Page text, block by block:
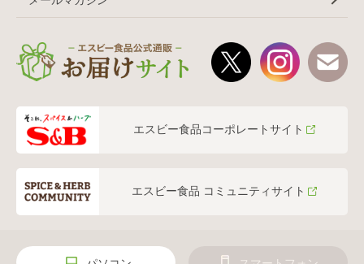
エスビー食品コーポレートサイト
エスビー食品 コミュニティサイト